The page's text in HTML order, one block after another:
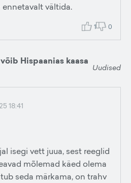
vältida.
1 0
Hispaanias kaasa
Uudised
18:41
isegi vett juua, sest reeglid
mõlemad käed olema
seda märkama, on trahv